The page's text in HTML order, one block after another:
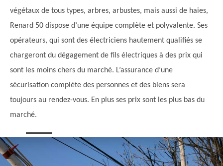
végétaux de tous types, arbres, arbustes, mais aussi de haies,
Renard 50 dispose d’une équipe complète et polyvalente. Ses
opérateurs, qui sont des électriciens hautement qualifiés se
chargeront du dégagement de fils électriques à des prix qui
sont les moins chers du marché. L’assurance d’une
sécurisation complète des personnes et des biens sera
toujours au rendez-vous. En plus ses prix sont les plus bas du
marché.